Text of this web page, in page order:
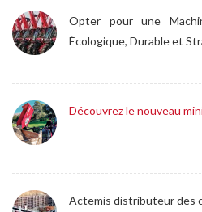
Opter pour une
Écologique, Durable et
Découvrez le nouveau
Actemis distributeur des